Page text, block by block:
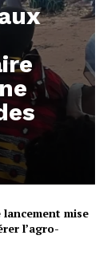
lancement mise
l’agro-